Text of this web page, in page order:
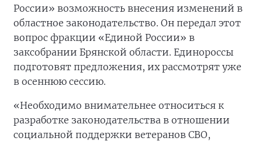
России» возможность внесения изменений в
областное законодательство. Он передал этот
вопрос фракции «Единой России» в
заксобрании Брянской области. Единороссы
подготовят предложения, их рассмотрят уже
в осеннюю сессию.
«Необходимо внимательнее относиться к
разработке законодательства в отношении
социальной поддержки ветеранов СВО,